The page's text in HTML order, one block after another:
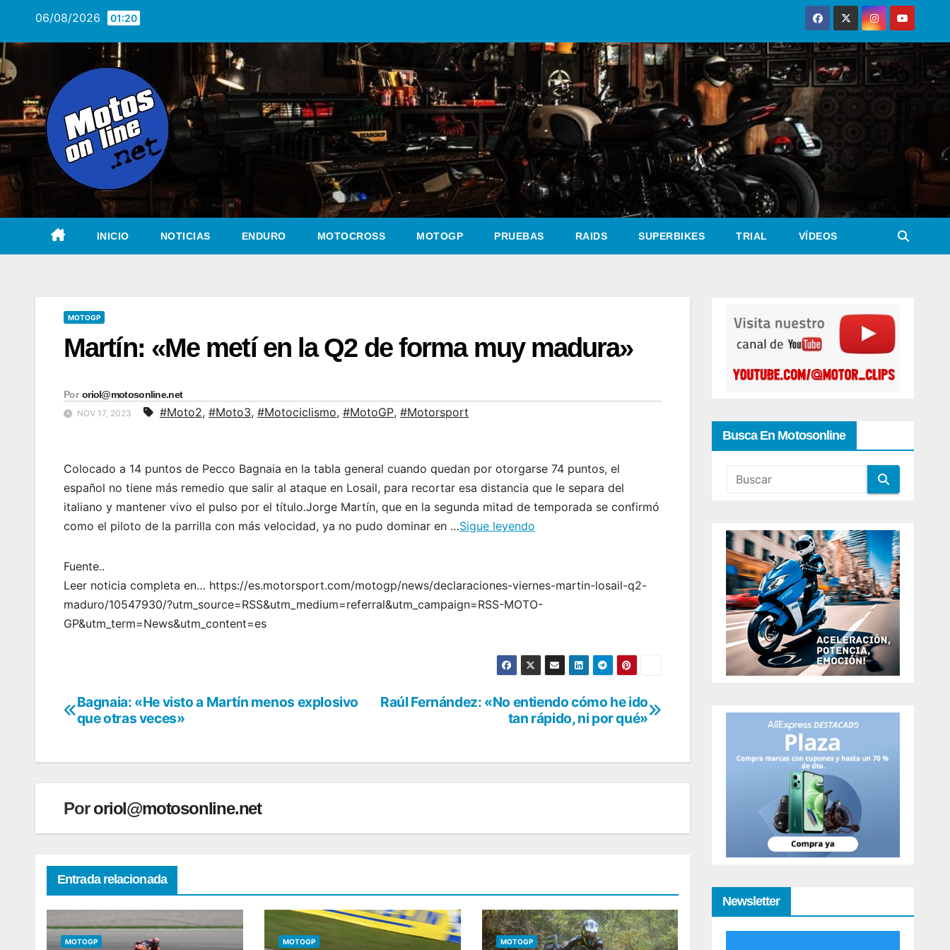
contenido
06/08/2026 01:20
INICIO NOTICIAS ENDURO MOTOCROSS MOTOGP PRUEBAS RAIDS SUPERBIKES TRIAL VÍDEOS
MOTOGP
Martín: «Me metí en la Q2 de forma muy madura»
Por oriol@motosonline.net
NOV 17, 2023 #Moto2, #Moto3, #Motociclismo, #MotoGP, #Motorsport
Colocado a 14 puntos de Pecco Bagnaia en la tabla general cuando quedan por otorgarse 74 puntos, el
español no tiene más remedio que salir al ataque en Losail, para recortar esa distancia que le separa del
italiano y mantener vivo el pulso por el título.Jorge Martín, que en la segunda mitad de temporada se confirmó
como el piloto de la parrilla con más velocidad, ya no pudo dominar en …Sigue leyendo
Fuente..
Leer noticia completa en… https://es.motorsport.com/motogp/news/declaraciones-viernes-martin-losail-q2-
maduro/10547930/?utm_source=RSS&utm_medium=referral&utm_campaign=RSS-MOTO-
GP&utm_term=News&utm_content=es
Navegación
entradas
Raúl Fernández: «No entiendo cómo he ido
tan rápido, ni por qué»
Bagnaia: «He visto a Martín menos explosivo
que otras veces»
Pororiol@motosonline.net
Entrada relacionada
MOTOGP MOTOGP MOTOGP
Busca En Motosonline
Newsletter